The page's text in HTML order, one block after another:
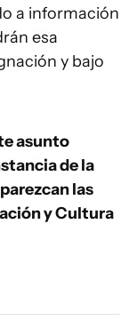
a información
esa
y bajo
asunto
de la
las
y Cultura